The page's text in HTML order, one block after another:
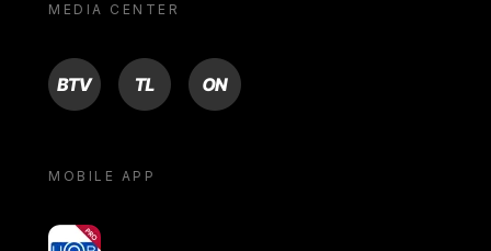
MEDIA CENTER
BTV TL ON
MOBILE APP
yoU@B